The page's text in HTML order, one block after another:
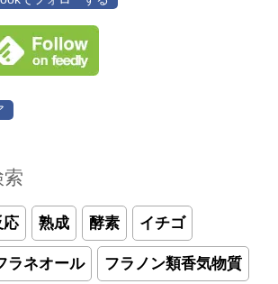
応 熟成 酵素 イチゴ
ラネオール フラノン類香気物質